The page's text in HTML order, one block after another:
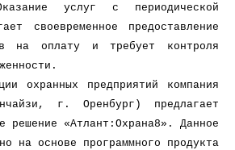
услуг с периодической
своевременное предоставление
на оплату и требует контроля
охранных предприятий компания
г. Оренбург) предлагает
решение «Атлант:Охрана8». Данное
на основе программного продукта